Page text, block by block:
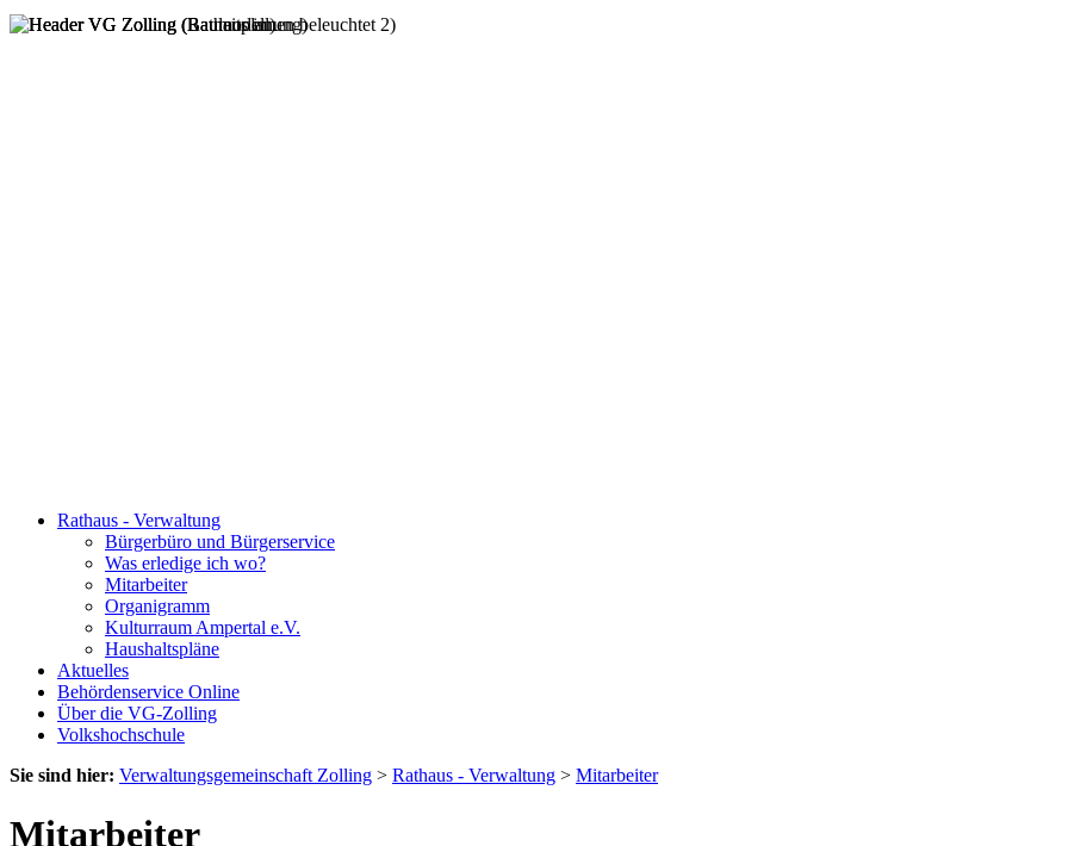
Rathaus - Verwaltung
Bürgerbüro und Bürgerservice
Was erledige ich wo?
Mitarbeiter
Organigramm
Kulturraum Ampertal e.V.
Haushaltspläne
Aktuelles
Behördenservice Online
Über die VG-Zolling
Volkshochschule
Sie sind hier: Verwaltungsgemeinschaft Zolling > Rathaus - Verwaltung > Mitarbeiter
Mitarbeiter